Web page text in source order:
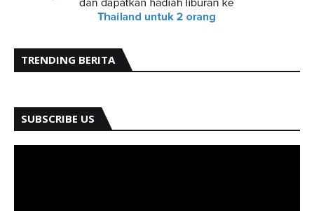
TRENDING BERITA
SUBSCRIBE US